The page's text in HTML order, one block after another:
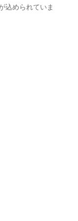
込められていま